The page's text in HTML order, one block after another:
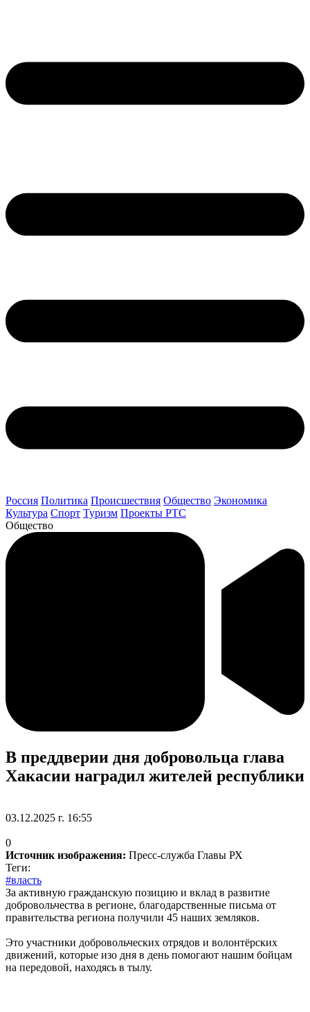
Россия Политика Происшествия Общество Экономика
Культура Спорт Туризм Проекты РТС
Общество
В преддверии дня добровольца глава
Хакасии наградил жителей республики
03.12.2025 г. 16:55
0
Источник изображения: Пресс-служба Главы РХ
Теги:
#власть
За активную гражданскую позицию и вклад в развитие
добровольчества в регионе, благодарственные письма от
правительства региона получили 45 наших земляков.
Это участники добровольческих отрядов и волонтёрских
движений, которые изо дня в день помогают нашим бойцам
на передовой, находясь в тылу.